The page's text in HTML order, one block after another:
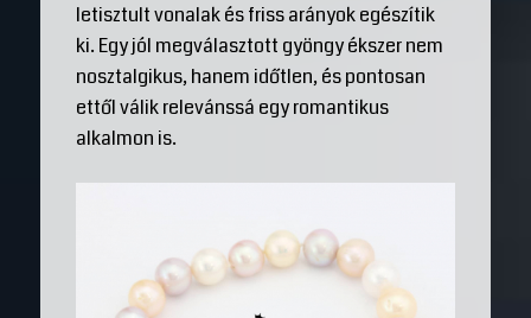
letisztult vonalak és friss arányok egészítik
ki. Egy jól megválasztott gyöngy ékszer nem
nosztalgikus, hanem időtlen, és pontosan
ettől válik relevánssá egy romantikus
alkalmon is.